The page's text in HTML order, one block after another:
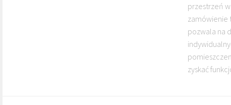
przestrzeń
zamówienie
pozwala na
zyskać